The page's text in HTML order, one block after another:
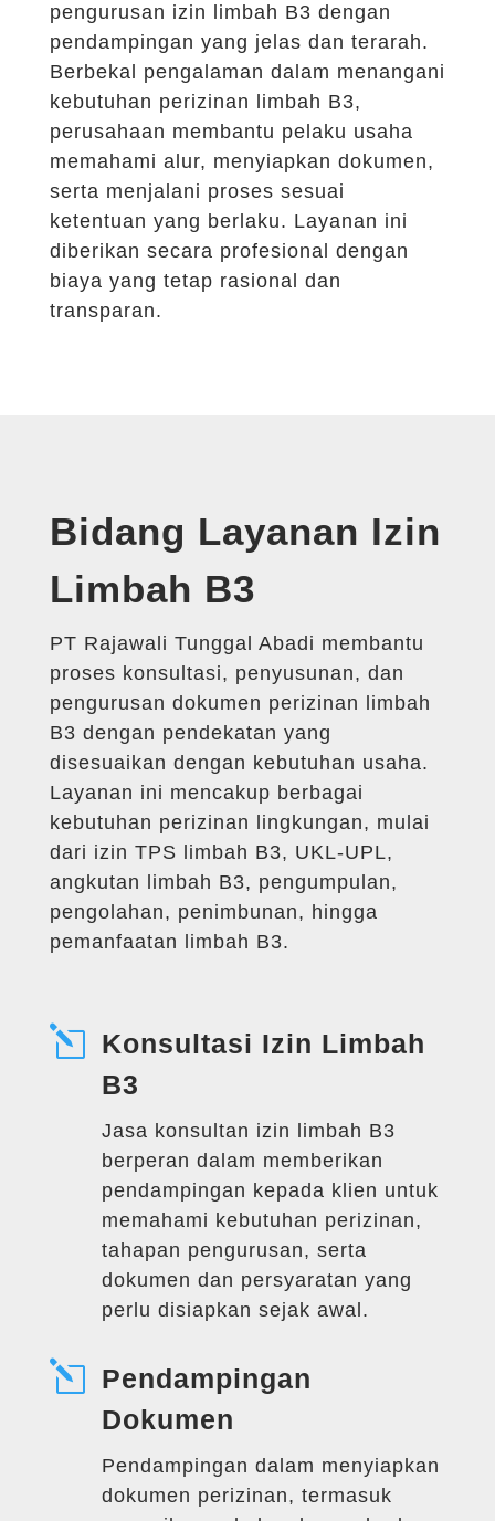
pengurusan izin limbah B3 dengan
pendampingan yang jelas dan terarah.
Berbekal pengalaman dalam menangani
kebutuhan perizinan limbah B3,
perusahaan membantu pelaku usaha
memahami alur, menyiapkan dokumen,
serta menjalani proses sesuai
ketentuan yang berlaku. Layanan ini
diberikan secara profesional dengan
biaya yang tetap rasional dan
transparan.
Bidang Layanan Izin
Limbah B3
PT Rajawali Tunggal Abadi membantu
proses konsultasi, penyusunan, dan
pengurusan dokumen perizinan limbah
B3 dengan pendekatan yang
disesuaikan dengan kebutuhan usaha.
Layanan ini mencakup berbagai
kebutuhan perizinan lingkungan, mulai
dari izin TPS limbah B3, UKL-UPL,
angkutan limbah B3, pengumpulan,
pengolahan, penimbunan, hingga
pemanfaatan limbah B3.
l Konsultasi Izin Limbah
B3
Jasa konsultan izin limbah B3
berperan dalam memberikan
pendampingan kepada klien untuk
memahami kebutuhan perizinan,
tahapan pengurusan, serta
dokumen dan persyaratan yang
perlu disiapkan sejak awal.
l Pendampingan
Dokumen
Pendampingan dalam menyiapkan
dokumen perizinan, termasuk